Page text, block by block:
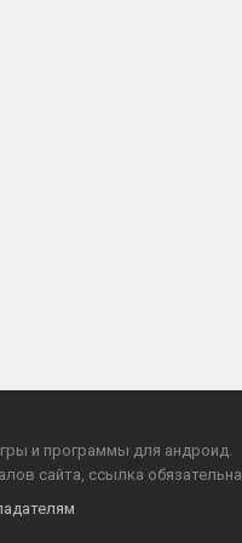
и программы для андроид.
сайта, ссылка